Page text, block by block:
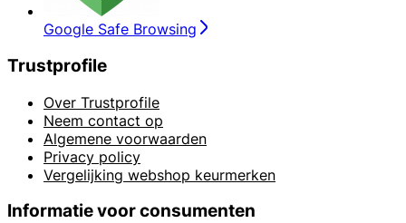
Google Safe Browsing
Trustprofile
Over Trustprofile
Neem contact op
Algemene voorwaarden
Privacy policy
Vergelijking webshop keurmerken
Informatie voor consumenten